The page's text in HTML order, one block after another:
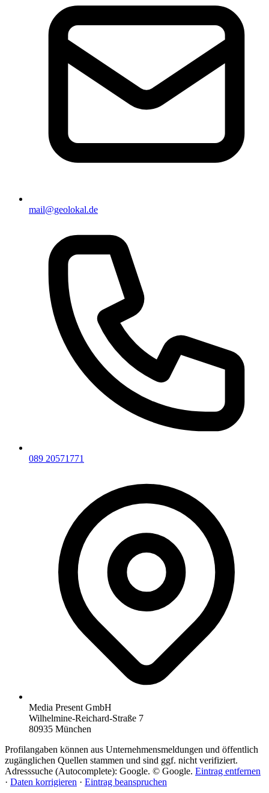
mail@geolokal.de
089 20571771
Media Present GmbH
Wilhelmine-Reichard-Straße 7
80935 München
Profilangaben können aus Unternehmensmeldungen und öffentlich
zugänglichen Quellen stammen und sind ggf. nicht verifiziert.
Adresssuche (Autocomplete): Google. © Google. Eintrag entfernen
· Daten korrigieren · Eintrag beanspruchen